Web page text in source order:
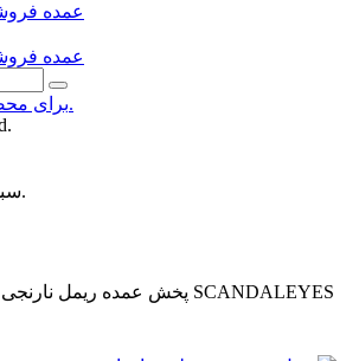
برای محصولات بیشتر کلیک کنید.
سبد خرید شما خالی است.
پخش عمده ریمل نارنجی حجم دهنده لندن SCANDALEYES